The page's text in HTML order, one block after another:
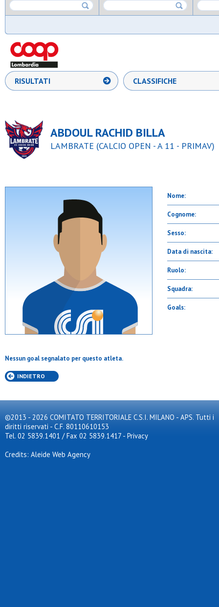
RISULTATI CLASSIFICHE
ABDOUL RACHID BILLA
LAMBRATE (CALCIO OPEN - A 11 - PRIMAV)
Nome:
Cognome:
Sesso:
Data di nascita:
Ruolo:
Squadra:
Goals:
Nessun goal segnalato per questo atleta.
INDIETRO
©2013 - 2026 COMITATO TERRITORIALE C.S.I. MILANO - APS. Tutti i
diritti riservati - C.F. 80110610153
Tel. 02 5839.1401 / Fax 02 5839.1417 - Privacy
Credits: Aleide Web Agency